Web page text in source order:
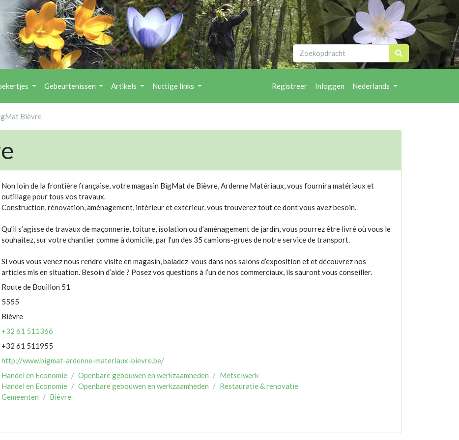
Gebeurtenissen Artikels Nuttige links Registreer Inloggen Nederlands
Bièvre
Non loin de la frontière française, votre magasin BigMat de Bièvre, Ardenne Matériaux, vous fournira matériaux et
outillage pour tous vos travaux.
Construction, rénovation, aménagement, intérieur et extérieur, vous trouverez tout ce dont vous avez besoin.
Qu’il s’agisse de travaux de maçonnerie, toiture, isolation ou d’aménagement de jardin, vous pourrez être livré où vous le
souhaitez, sur votre chantier comme à domicile, par l’un des 35 camions-grues de notre service de transport.
Si vous vous venez nous rendre visite en magasin, baladez-vous dans nos salons d’exposition et et découvrez nos
articles mis en situation. Besoin d’aide ? Posez vos questions à l’un de nos commerciaux, ils sauront vous conseiller.
Route de Bouillon 51
5555
Bièvre
+32 61 511366
+32 61 511955
http://www.bigmat-ardenne-materiaux-bievre.be/
Handel en Economie Openbare gebouwen en werkzaamheden
Metselwerk
Handel en Economie
Openbare gebouwen en werkzaamheden
Restauratie & renovatie
Gemeenten
Bièvre